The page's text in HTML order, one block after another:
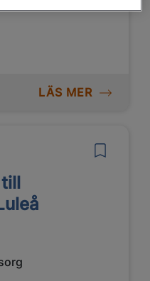
LÄS MER